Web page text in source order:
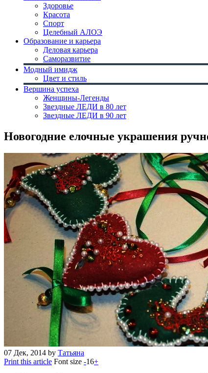
Здоровье
Красота
Спорт
Целебный АЛОЭ
Образование и карьера
Деловая карьера
Саморазвитие
Модный имидж
Цвет и стиль
Вершина успеха
Женщины-Легенды
Звездные ЛЕДИ в 80 лет
Звездные ЛЕДИ в 90 лет
Новогодние елочные украшения
07 Дек, 2014 by Татьяна
Print this article Font size -16+